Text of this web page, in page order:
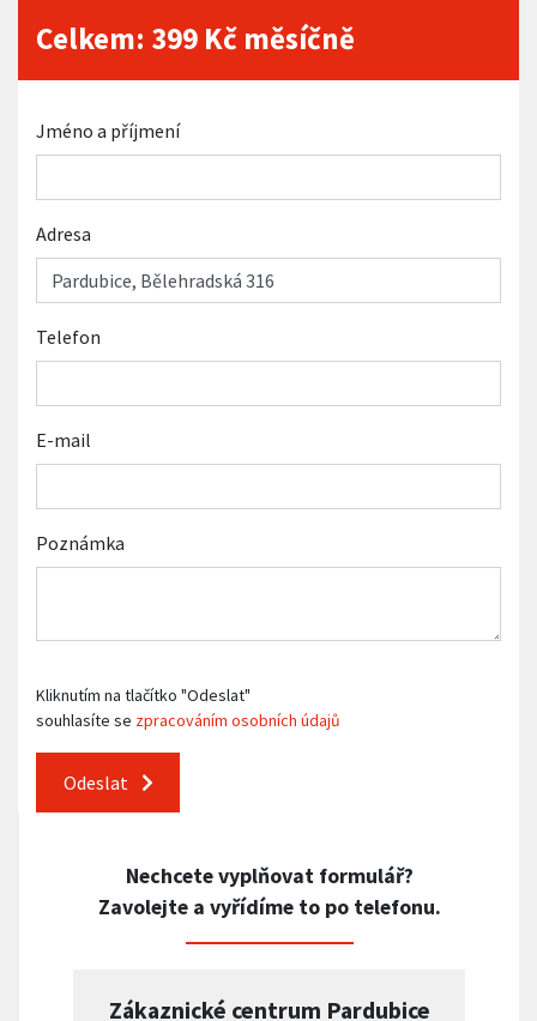
Celkem: 399 Kč měsíčně
Jméno a příjmení
Adresa
Telefon
E-mail
Poznámka
Kliknutím na tlačítko "Odeslat"
souhlasíte se zpracováním osobních údajů
Odeslat
Nechcete vyplňovat formulář?
Zavolejte a vyřídíme to po telefonu.
Zákaznické centrum Pardubice